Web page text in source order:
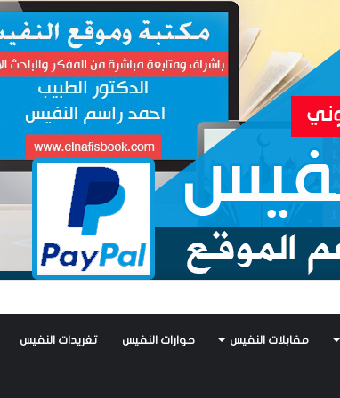
عتريس من فؤادة باطل!! وجواز براقش من حُنين فاشل!!
مقابلات النفيس حوارات النفيس تغريدات النفيس